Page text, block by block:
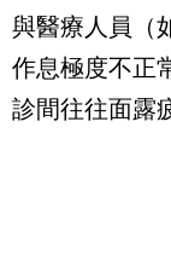
與醫療人員（
作息極度不正
診間往往面露